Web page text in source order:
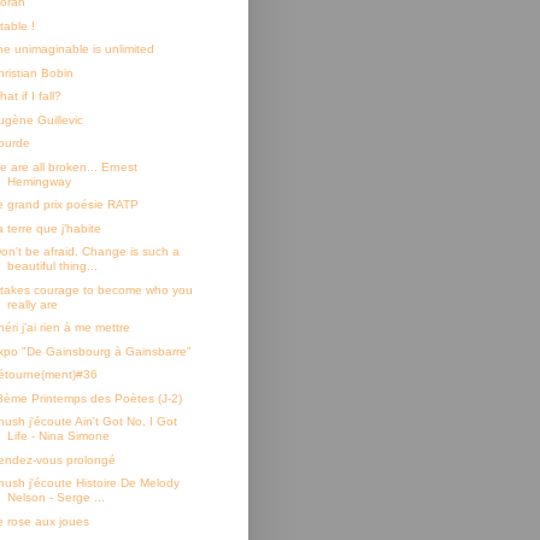
!
unimaginable is unlimited
Bobin
if I fall?
Guillevic
are all broken... Ernest
Hemingway
grand prix poésie RATP
terre que j’habite
be afraid. Change is such a
beautiful thing...
courage to become who you
really are
j’ai rien à me mettre
"De Gainsbourg à Gainsbarre"
Printemps des Poètes (J-2)
j'écoute Ain't Got No, I Got
Life - Nina Simone
vous prolongé
j'écoute Histoire De Melody
Nelson - Serge ...
rose aux joues